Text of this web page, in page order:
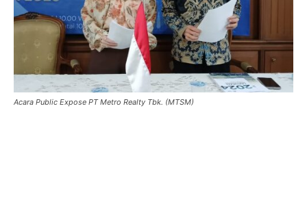
Acara Public Expose PT Metro Realty Tbk. (MTSM)